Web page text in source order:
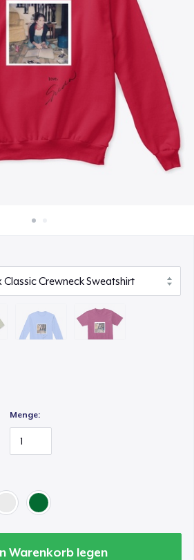
Überall verkaufen
Etwas verkaufen
Menge:
Warenkorb legen
Sleeve Tee